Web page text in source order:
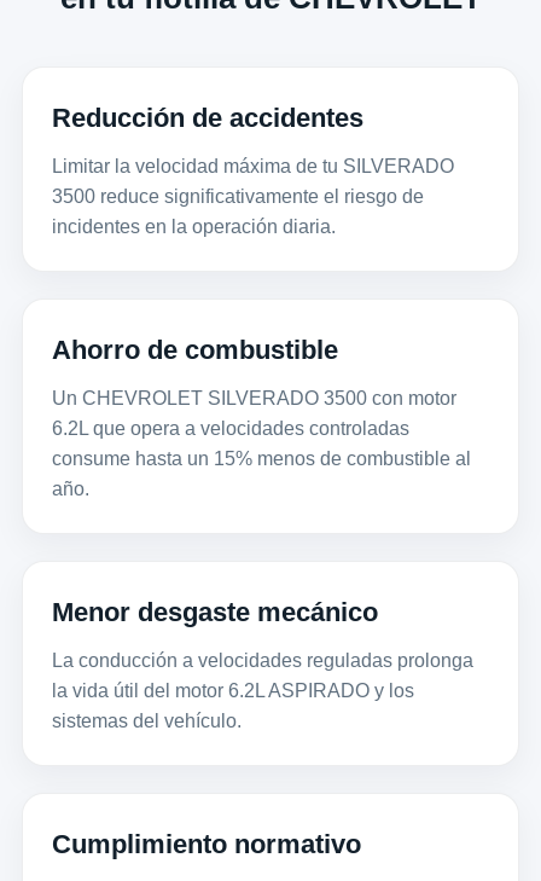
Reducción de accidentes
Limitar la velocidad máxima de tu SILVERADO
3500 reduce significativamente el riesgo de
incidentes en la operación diaria.
Ahorro de combustible
Un CHEVROLET SILVERADO 3500 con motor
6.2L que opera a velocidades controladas
consume hasta un 15% menos de combustible al
año.
Menor desgaste mecánico
La conducción a velocidades reguladas prolonga
la vida útil del motor 6.2L ASPIRADO y los
sistemas del vehículo.
Cumplimiento normativo